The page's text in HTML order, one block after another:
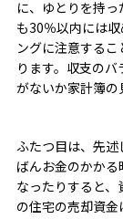
に、ゆとりを持
も30％以内には
ングに注意する
ります。収支の
がないか家計簿の
ふたつ目は、先述
ばんお金のかか
なったりすると
の住宅の売却資